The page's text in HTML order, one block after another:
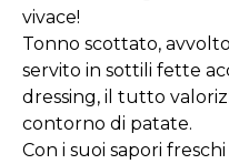
vivace!
Tonno scottato,
servito in sottili fette
dressing, il tutto
contorno di patate.
Con i suoi sapori